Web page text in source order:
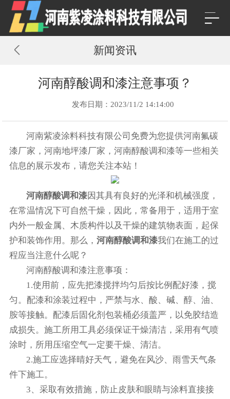
新闻资讯
河南醇酸调和漆注意事项？
发布日期：2023/11/2 14:14:00
河南紫凌涂料科技有限公司免费为您提供河南氟碳
漆厂家 ，河南地坪漆厂家，河南醇酸调和漆等一些相关
信息的展示发布，请您关注本站！
河南醇酸调和漆因其具有良好的光泽和机械强度，
在常温情况下可自然干燥，因此，常备用于，适用于室
内外一般金属、木质构件以及干燥的建筑物表面，起保
护和装饰作用。那么， 河南醇酸调和漆我们在施工的过
程应当注意什么呢？
河南醇酸调和漆注意事项：
1.使用前，应先把漆搅拌均匀后按比例配好漆，搅
匀。配漆和涂装过程中，严禁与水、酸、碱、醇、油、
胺等接触。配漆后固化剂包装桶必须盖严，以免胶结造
成损失。施工所用工具必须保证干燥清洁，采用有气喷
涂时，所用压缩空气一定要干燥、清洁。
2.施工应选择晴好天气，避免在风沙、雨雪天气条
件下施工。
3、采取有效措施，防止皮肤和眼睛与涂料直接接